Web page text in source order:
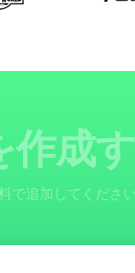
作成
追加してください